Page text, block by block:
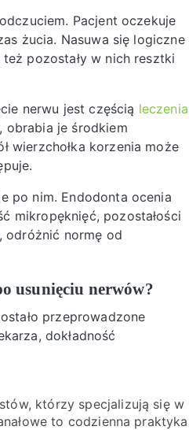
Pacjent oczekuje
żucia. Nasuwa się logiczne
pozostały w nich resztki
nerwu jest częścią leczenia
obrabia je środkiem
wierzchołka korzenia może
po nim. Endodonta ocenia
mikropęknięć, pozostałości
odróżnić normę od
usunięciu nerwów?
przeprowadzone
dokładność
którzy specjalizują się w
to codzienna praktyka